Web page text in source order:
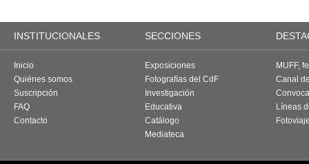
INSTITUCIONALES SECCIONES
Inicio
Quiénes somos
Suscripción
FAQ
Contacto
Exposiciones
Fotografías del CdF
Investigación
Educativa
Catálogo
Mediateca
MUFF,
Canal
Líneas